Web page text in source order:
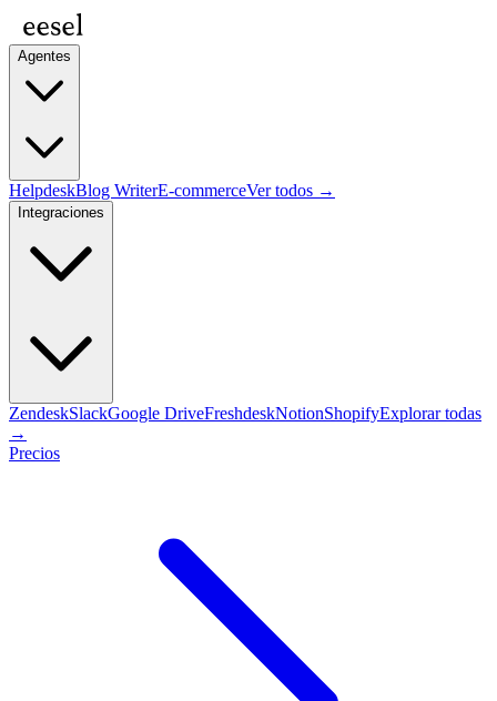
Agentes
HelpdeskBlog WriterE-commerceVer todos →
Integraciones
ZendeskSlackGoogle DriveFreshdeskNotionShopifyExplorar todas
→
Precios